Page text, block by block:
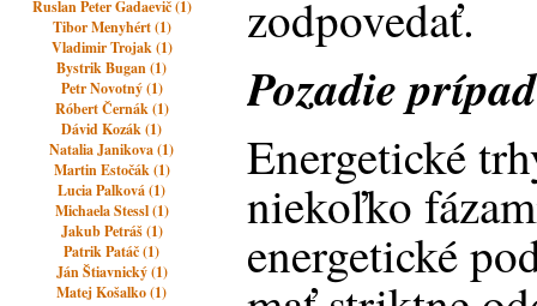
Ruslan Peter Gadaevič (1)
Tibor Menyhért (1)
Vladimir Trojak (1)
Bystrik Bugan (1)
Petr Novotný (1)
Róbert Černák (1)
Dávid Kozák (1)
Natalia Janikova (1)
Martin Estočák (1)
Lucia Palková (1)
Michaela Stessl (1)
Jakub Petráš (1)
Patrik Patáč (1)
Ján Štiavnický (1)
Matej Košalko (1)
zodpovedať.
Pozadie
Energetické
niekoľko
energetické